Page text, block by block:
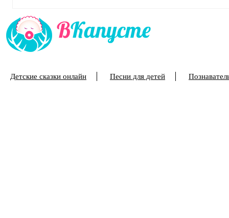
Детские сказки онлайн Песни для детей